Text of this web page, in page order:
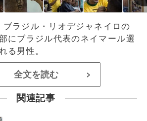
ブラジル・リオデジャネイロの
にブラジル代表のネイマール選
る男性。
全文を読む >
関連記事